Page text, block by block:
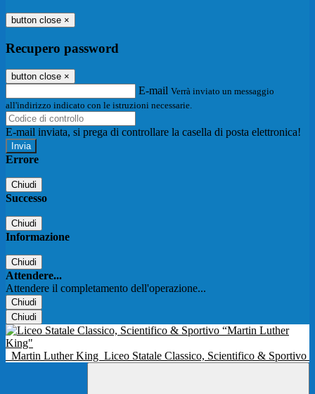
button close ×
Recupero password
button close ×
E-mail Verrà inviato un messaggio
all'indirizzo indicato con le istruzioni necessarie.
E-mail inviata, si prega di controllare la casella di posta elettronica!
Errore
Chiudi
Successo
Chiudi
Informazione
Chiudi
Attendere...
Attendere il completamento dell'operazione...
Chiudi
Chiudi
Martin Luther King Liceo Statale Classico, Scientifico & Sportivo